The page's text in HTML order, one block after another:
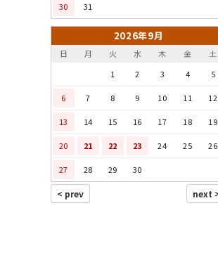
30 31
2026年9月
日 月 火 水 木 金
土
1
2 3 4 5
6 7 8 9 10 11 12
13 14 15 16 17 18 19
20 21 22 23 24 25 26
27 28 29 30